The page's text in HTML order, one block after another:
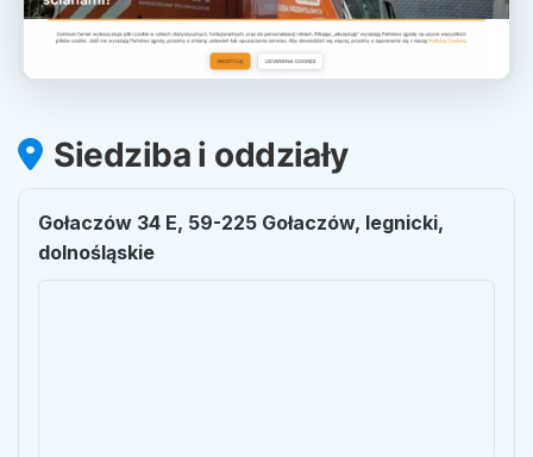
Siedziba i oddziały
Gołaczów 34 E, 59-225 Gołaczów, legnicki,
dolnośląskie